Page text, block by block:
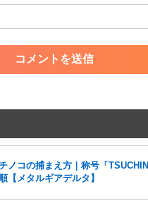
など金銭が絡む内容の投稿
レを含む内容の投稿
不適切と判断した投稿
請する
ご了承ください。
ントは復元ができませんのでご
違反や、弊社に損害の及ぶ内容の書
ノコの捕まえ方｜称号「
【メタルギアデルタ】